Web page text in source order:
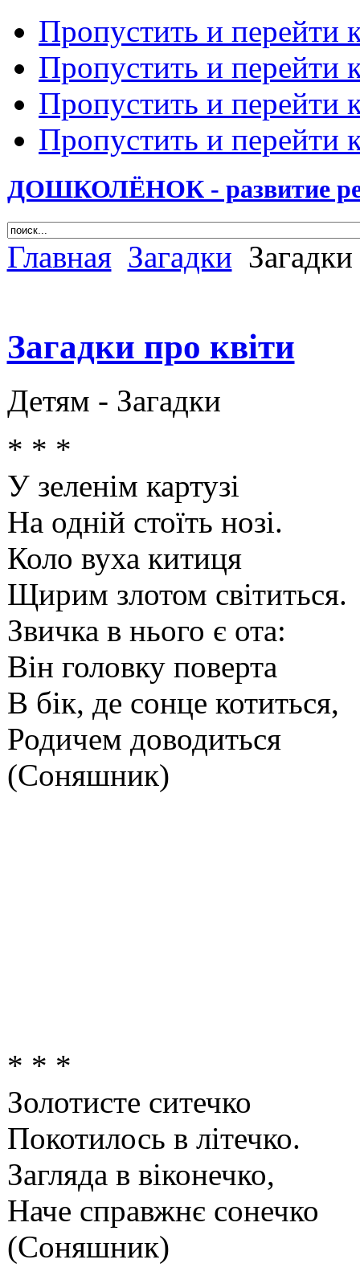
Пропустить и перейти
Пропустить и перейти
Пропустить и перейти
Пропустить и перейти
ДОШКОЛЁНОК - развитие
Главная Загадки
Загадки про квіти
Детям - Загадки
* * *
У зеленім картузі
На одній стоїть нозі.
Коло вуха китиця
Щирим злотом світиться.
Звичка в нього є ота:
Він головку поверта
В бік, де сонце котиться,
Родичем доводиться
(Соняшник)
* * *
Золотисте ситечко
Покотилось в літечко.
Загляда в віконечко,
Наче справжнє сонечко
(Соняшник)